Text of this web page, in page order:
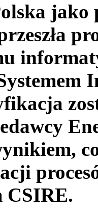
CSIRE.